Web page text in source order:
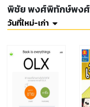
พิชัย พงศ์พิทักษ์พงศ์
วันที่ใหม่-เก่า